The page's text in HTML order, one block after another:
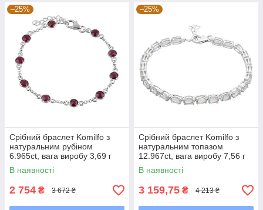
–25%
Срібний браслет Komilfo з
натуральним рубіном
6.965ct, вага виробу 3,69 г
(2118213) 1821 розмір
В наявності
2 754 ₴ 3 672 ₴
–25%
Срібний браслет Komilfo з
натуральним топазом
12.967ct, вага виробу 7,56 г
(2166627) 1720 розмір
В наявності
3 159,75 ₴ 4 213 ₴